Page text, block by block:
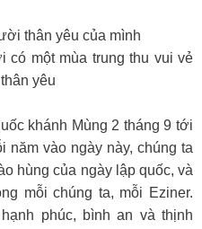
thân yêu của mình
có một mùa trung thu vui vẻ
yêu
khánh Mùng 2 tháng 9 tới
năm vào ngày này, chúng ta
hùng của ngày lập quốc, và
mỗi chúng ta, mỗi Eziner.
phúc, bình an và thịnh